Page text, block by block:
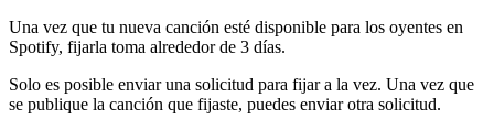
Una vez que tu nueva canción esté disponible para los oyentes en
Spotify, fijarla toma alrededor de 3 días.
Solo es posible enviar una solicitud para fijar a la vez. Una vez que
se publique la canción que fijaste, puedes enviar otra solicitud.